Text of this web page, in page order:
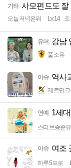
기타 사모펀드도 잘
오늘저녁은뭐 Lv.14 조
유머 강남
풀소유
이슈 역사
제르만크
연예 1세
스티브승준유
이슈 여조
하루5프로